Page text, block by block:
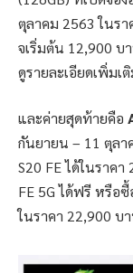
ตุลาคม 2563 ในร
จเริ่มต้น 12,900 บ
ดูรายละเอียดเพิ่มเ
และค่ายสุดท้ายคือ
กันยายน – 11 ตุลา
S20 FE ได้ในราค
FE 5G ได้ฟรี หรือซื้
ในราคา 22,900 บ